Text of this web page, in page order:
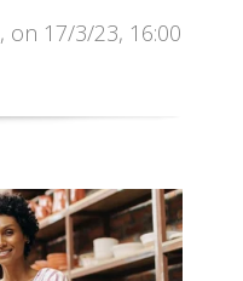
, on 17/3/23, 16:00